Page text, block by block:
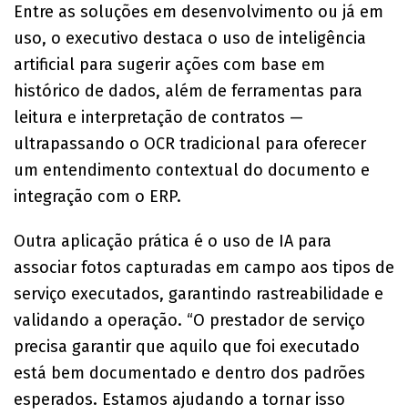
Entre as soluções em desenvolvimento ou já em
uso, o executivo destaca o uso de inteligência
artificial para sugerir ações com base em
histórico de dados, além de ferramentas para
leitura e interpretação de contratos —
ultrapassando o OCR tradicional para oferecer
um entendimento contextual do documento e
integração com o ERP.
Outra aplicação prática é o uso de IA para
associar fotos capturadas em campo aos tipos de
serviço executados, garantindo rastreabilidade e
validando a operação. “O prestador de serviço
precisa garantir que aquilo que foi executado
está bem documentado e dentro dos padrões
esperados. Estamos ajudando a tornar isso